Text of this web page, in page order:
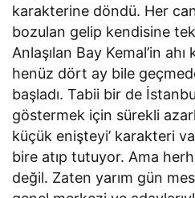
karakterine döndü. Her
bozulan gelip kendisine
Anlaşılan Bay Kemal’in
henüz dört ay bile
başladı. Tabii bir de
göstermek için sürekli
küçük enişteyi’ karakteri
bire atıp tutuyor. Ama
değil. Zaten yarım gün